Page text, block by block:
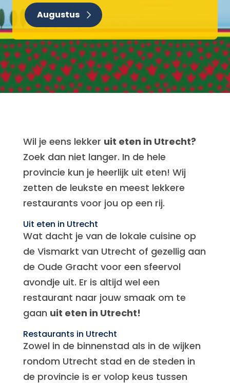
Augustus
Wil je eens lekker uit eten in Utrecht?
Zoek dan niet langer. In de hele
provincie kun je heerlijk uit eten! Wij
zetten de leukste en meest lekkere
restaurants voor jou op een rij.
Uit eten in Utrecht
Wat dacht je van de lokale cuisine op
de Vismarkt van Utrecht of gezellig aan
de Oude Gracht voor een sfeervol
avondje uit. Er is altijd wel een
restaurant naar jouw smaak om te
gaan uit eten in Utrecht!
Restaurants in Utrecht
Zowel in de binnenstad als in de wijken
rondom Utrecht stad en de steden in
de provincie is er volop keus tussen